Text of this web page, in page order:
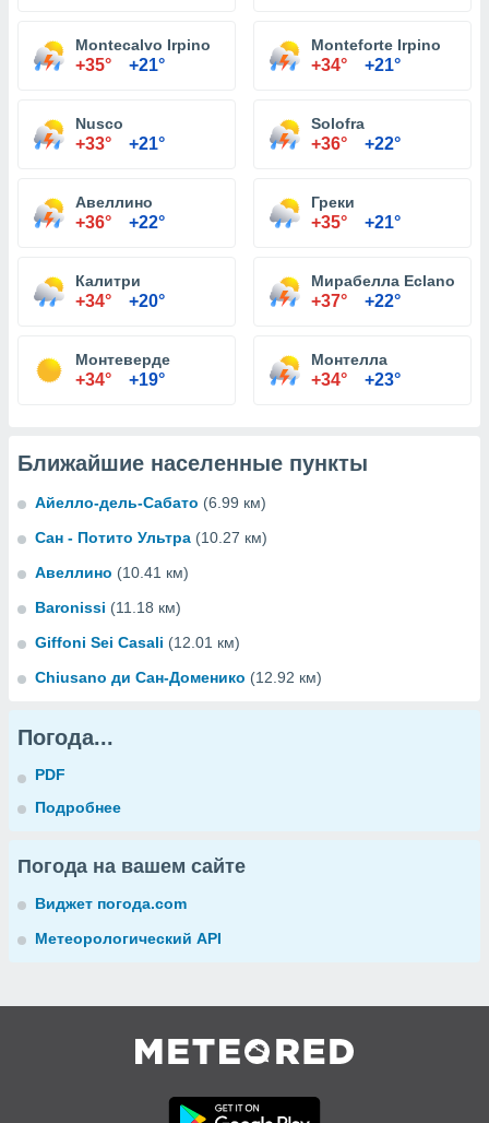
Montecalvo Irpino
+35° +21°
Monteforte Irpino
+34° +21°
Nusco
+33° +21°
Solofra
+36° +22°
Авеллино
+36° +22°
Греки
+35° +21°
Калитри
+34° +20°
Мирабелла Eclano
+37° +22°
Монтеверде
+34° +19°
Монтелла
+34° +23°
Ближайшие населенные пункты
Айелло-дель-Сабато (6.99 км)
Сан - Потито Ультра (10.27 км)
Авеллино (10.41 км)
Baronissi (11.18 км)
Giffoni Sei Casali (12.01 км)
Chiusano ди Сан-Доменико (12.92 км)
Погода...
PDF
Подробнее
Погода на вашем сайте
Виджет погода.com
Метеорологический API